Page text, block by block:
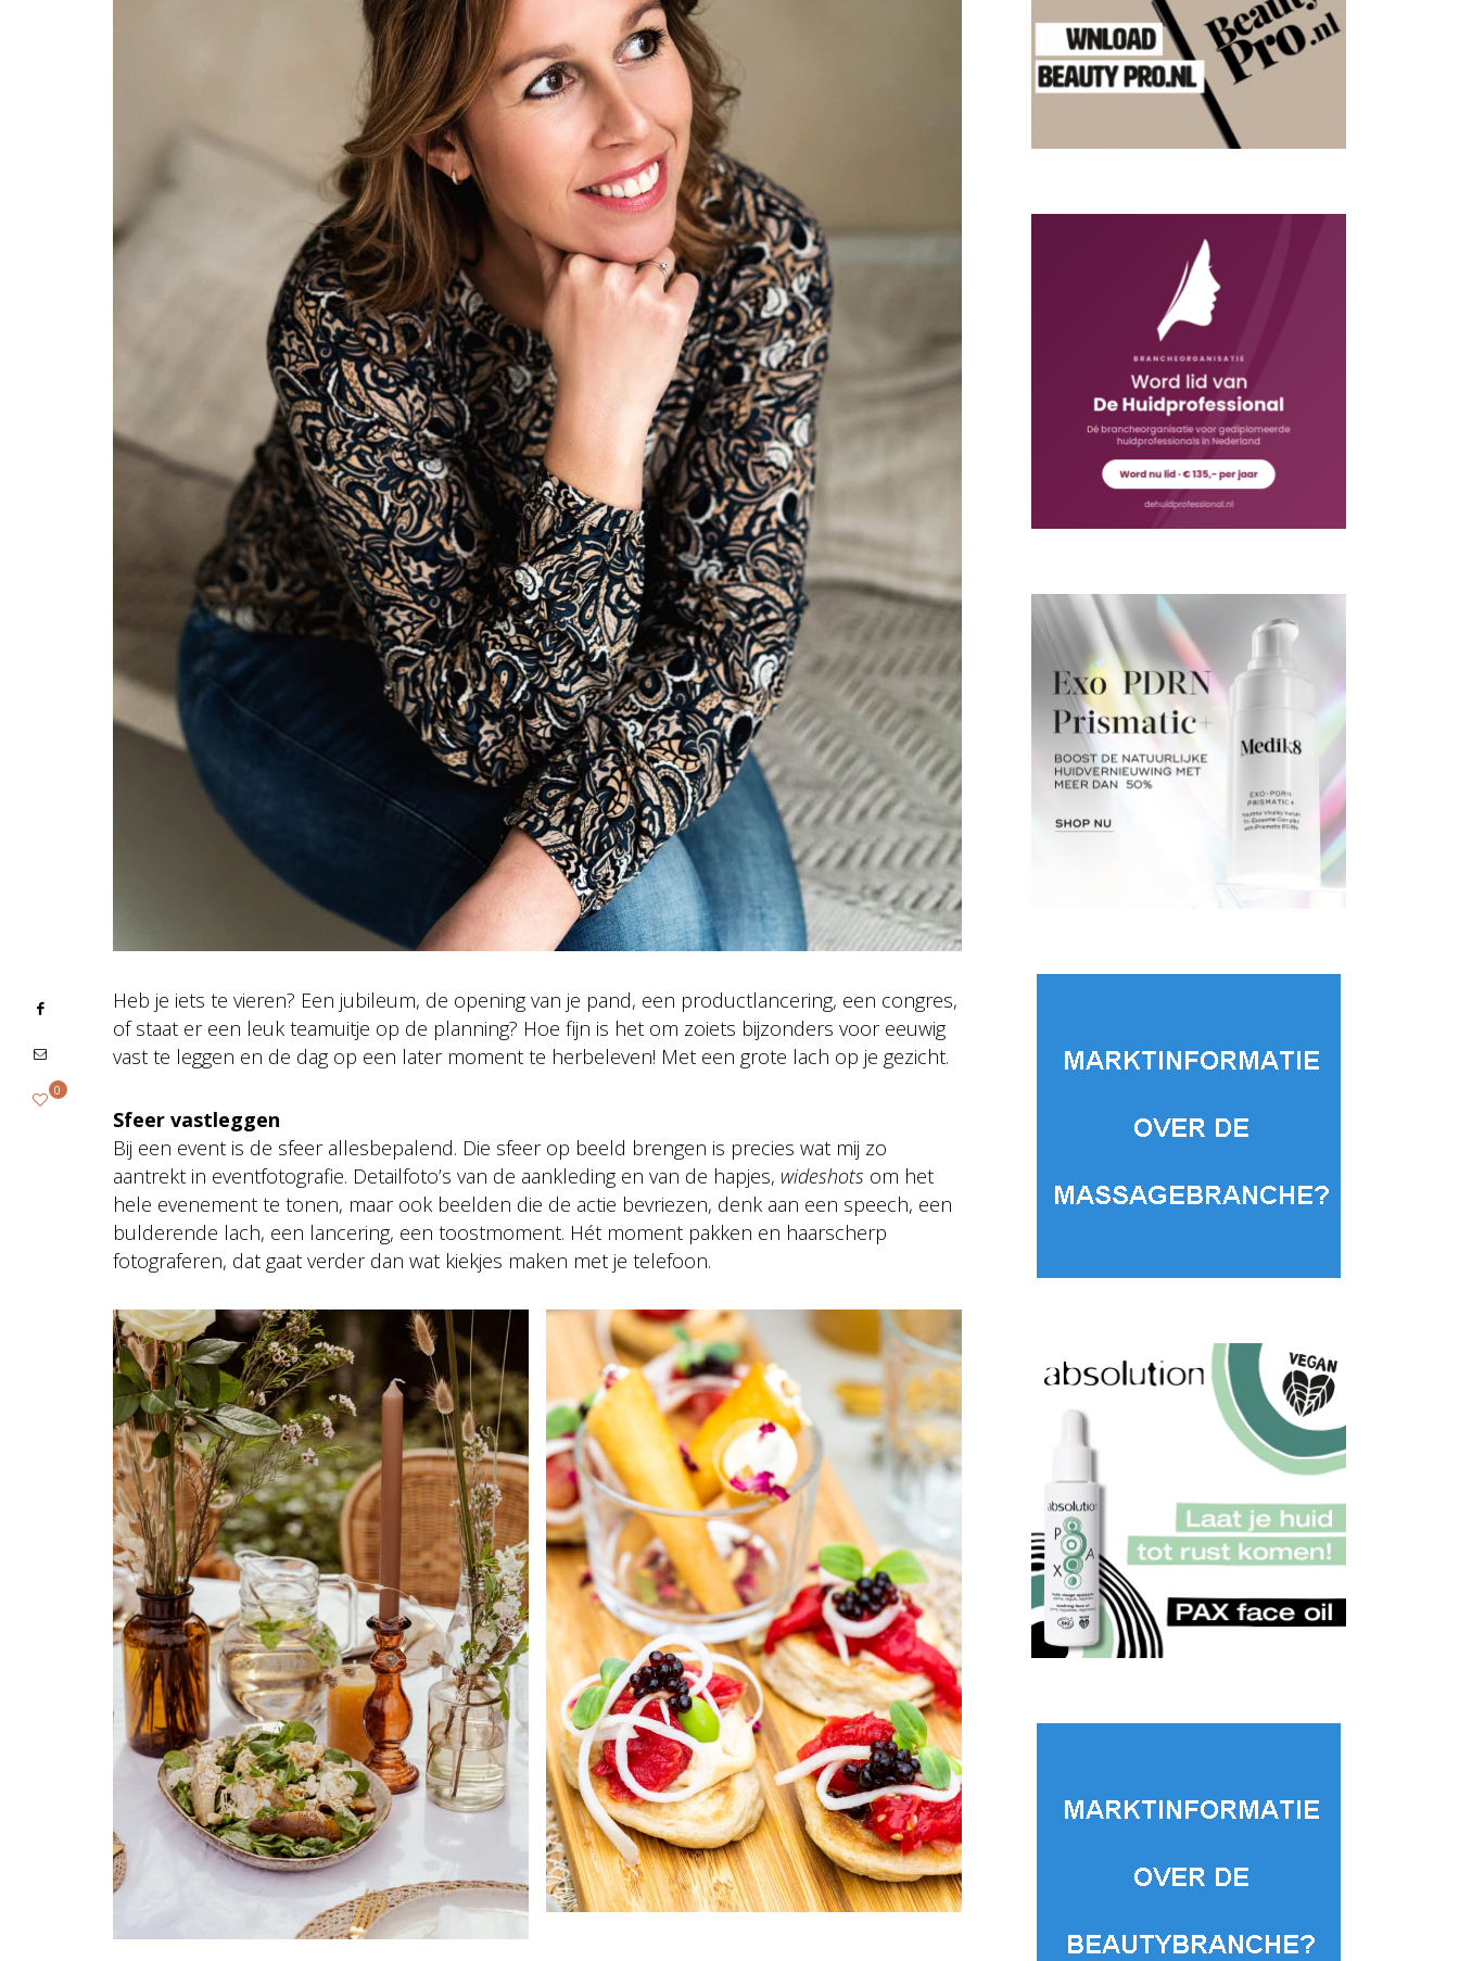
Heb je iets te vieren? Een jubileum, de opening van je pand, een productlancering, een congres,
of staat er een leuk teamuitje op de planning? Hoe fijn is het om zoiets bijzonders voor eeuwig
vast te leggen en de dag op een later moment te herbeleven! Met een grote lach op je gezicht.
Sfeer vastleggen
Bij een event is de sfeer allesbepalend. Die sfeer op beeld brengen is precies wat mij zo
aantrekt in eventfotografie. Detailfoto’s van de aankleding en van de hapjes, wideshots om het
hele evenement te tonen, maar ook beelden die de actie bevriezen, denk aan een speech, een
bulderende lach, een lancering, een toostmoment. Hét moment pakken en haarscherp
fotograferen, dat gaat verder dan wat kiekjes maken met je telefoon.
0